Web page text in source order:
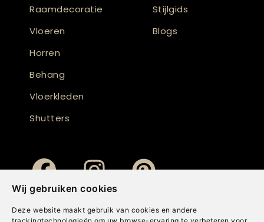
Wij gebruiken cookies
Deze website maakt gebruik van cookies en andere
Raamdecoratie
Vloeren
Horren
Behang
Vloerkleden
Shutters
Stijlgids
Blogs